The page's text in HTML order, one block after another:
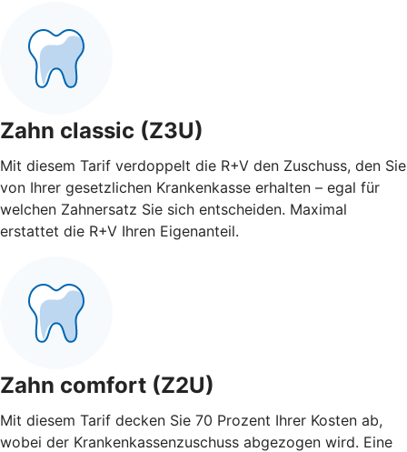
Zahn classic (Z3U)
Mit diesem Tarif verdoppelt die R+V den Zuschuss, den Sie
von Ihrer gesetzlichen Krankenkasse erhalten – egal für
welchen Zahnersatz Sie sich entscheiden. Maximal
erstattet die R+V Ihren Eigenanteil.
Zahn comfort (Z2U)
Mit diesem Tarif decken Sie 70 Prozent Ihrer Kosten ab,
wobei der Krankenkassenzuschuss abgezogen wird. Eine